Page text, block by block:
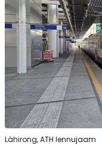
Lähirong, ATH lennujaam